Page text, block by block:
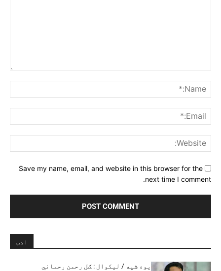
Save my name, email, and website in this browser for the
next time I comment.
ادب
يوه شپه / ليکوال : ګل رحمن رحماني